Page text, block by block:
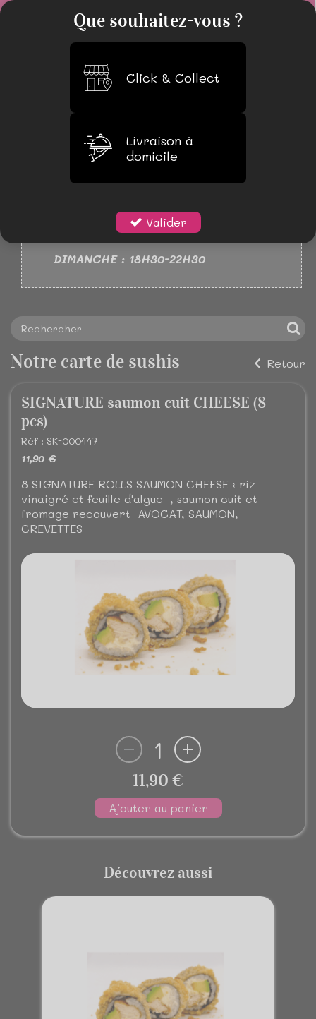
NOUVEAUX HORAIRES
MARDI AU SAMEDI : 11H30-14H30
18H30-22H30
DIMANCHE : 18H30-22H30
Notre carte de sushis Retour
SIGNATURE saumon cuit CHEESE (8
pcs)
Réf : SK-000447
11,90 €
8 SIGNATURE ROLLS SAUMON CHEESE : riz
vinaigré et feuille d'algue , saumon cuit et
fromage recouvert AVOCAT, SAUMON,
CREVETTES
1
11,90 €
Ajouter au panier
Découvrez aussi
Que souhaitez-vous ?
Click & Collect
Livraison à
domicile
Valider